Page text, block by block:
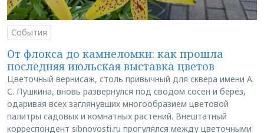
События
От флокса до камнеломки: как прошла
последняя июльская выставка цветов
Цветочный вернисаж, столь привычный для сквера имени А.
С. Пушкина, вновь развернулся под сводом сосен и берёз,
одаривая всех заглянувших многообразием цветовой
палитры садовых и комнатных растений. Внештатный
корреспондент sibnovosti.ru прогулялся между цветочными